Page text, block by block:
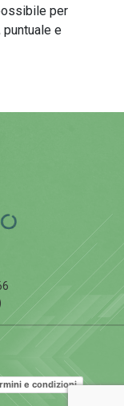
per
e
e condizioni